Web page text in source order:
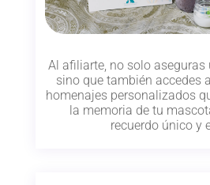
Al afiliarte, no solo aseguras
sino que también accedes
homenajes personalizados
la memoria de tu
recuerdo único y